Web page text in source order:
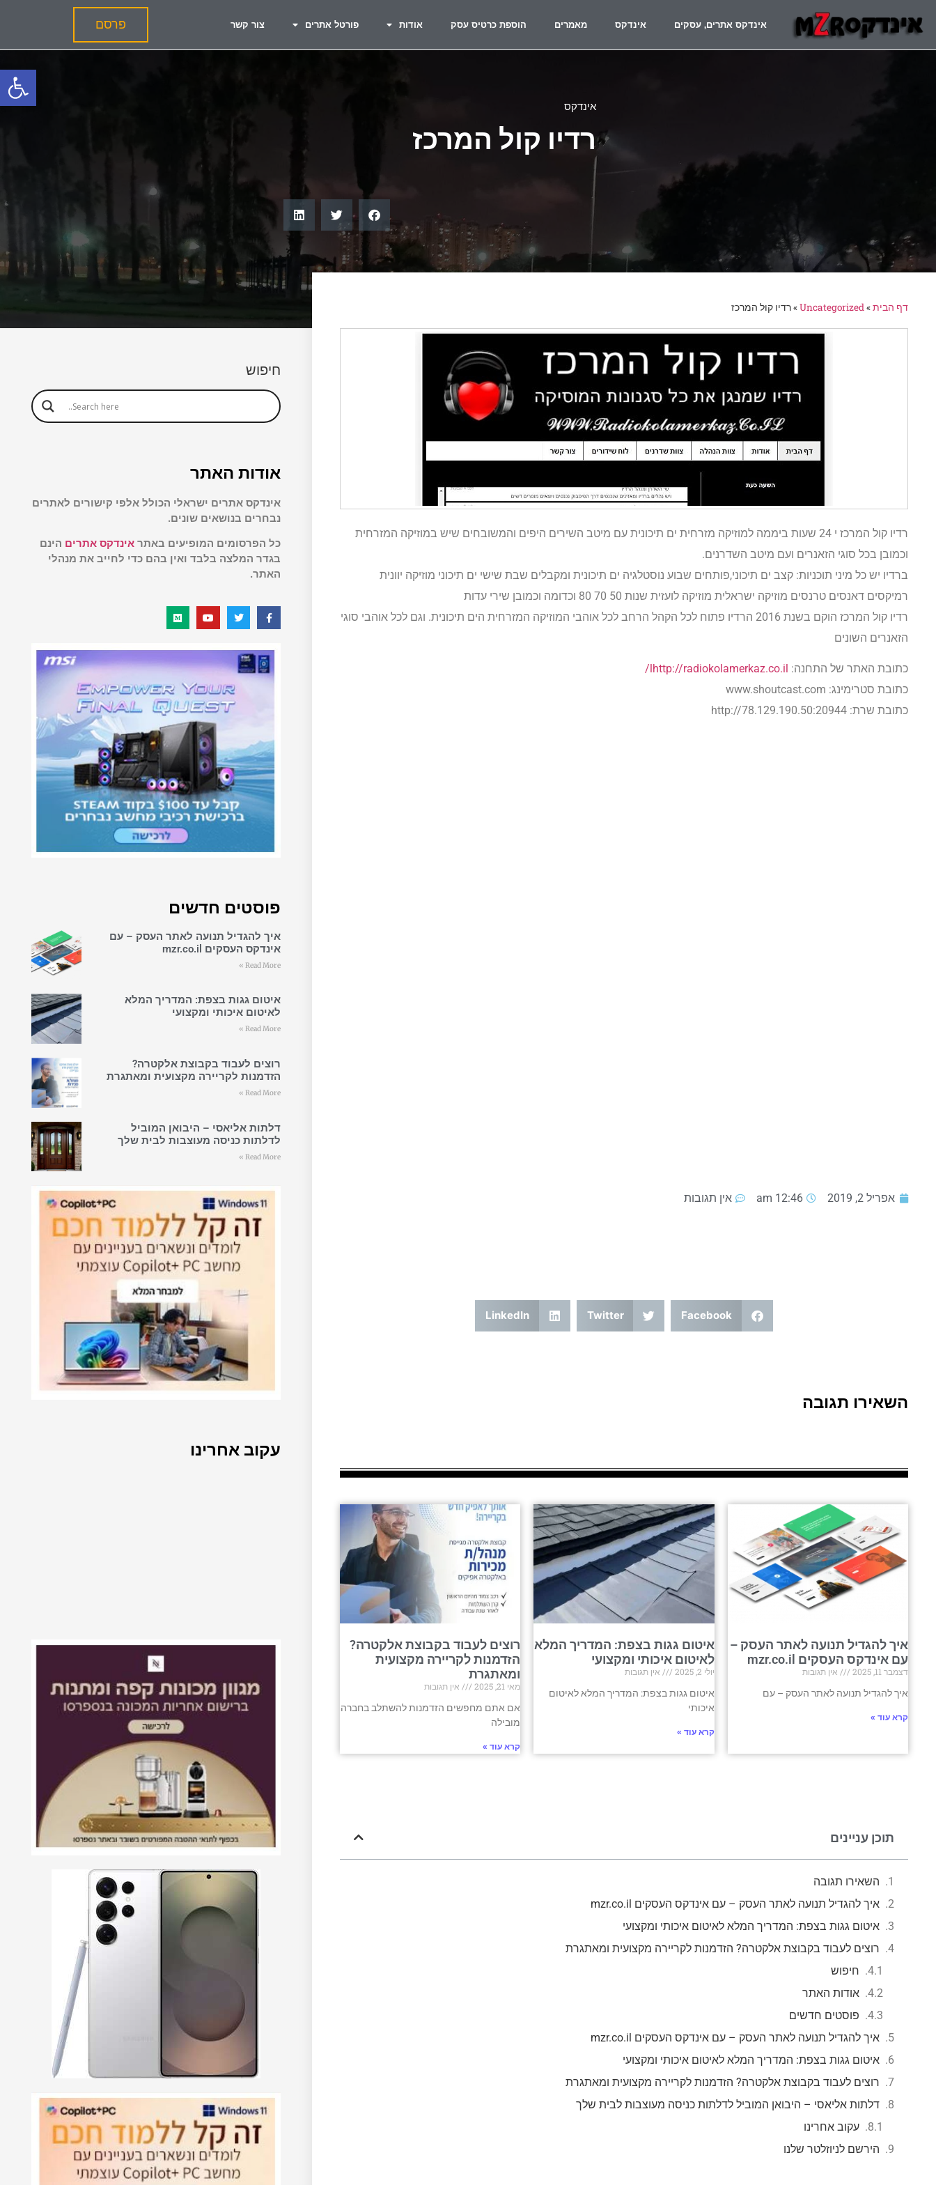
אינדקס אתרים, עסקים אינדקס מאמרים הוספת כרטיס עסק אודות פורטל אתרים צור קשר פרסם
אינדקס
רדיו קול המרכז
דף הבית»
Uncategorized
»רדיו קול המרכז
רדיו קול המרכז י 24 שעות ביממה למוזיקה מזרחית ים תיכונית עם מיטב השירים היפים והמשובחים שיש במוזיקה המזרחית
וכמובן בכל סוגי הזאנרים ועם מיטב השדרנים.
ברדיו יש כל מיני תוכניות: קצב ים תיכוני,פותחים שבוע נוסטלגיה ים תיכונית ומקבלים שבת שישי ים תיכוני מוזיקה יוונית
רמיקסים דאנסים טרנסים מוזיקה ישראלית מוזיקה לועזית שנות 50 70 80 וכדומה וכמובן שירי עדות
רדיו קול המרכז הוקם בשנת 2016 הרדיו פתוח לכל הקהל הרחב לכל אוהבי המוזיקה המזרחית הים תיכונית. וגם לכל אוהבי סוגי
הזאנרים השונים
כתובת האתר של התחנה: lhttp://radiokolamerkaz.co.il/
כתובת סטרימינג: www.shoutcast.com
כתובת שרת: http://78.129.190.50:20944
אפריל 2, 2019 12:46 am אין תגובות
Facebook
Twitter
LinkedIn
השאירו תגובה
איך להגדיל תנועה לאתר העסק –
עם אינדקס העסקים mzr.co.il
דצמבר 11, 2025
אין תגובות
איך להגדיל תנועה לאתר העסק – עם
קרא עוד »
איטום גגות בצפת: המדריך המלא
לאיטום איכותי ומקצועי
יולי 2, 2025
אין תגובות
איטום גגות בצפת: המדריך המלא לאיטום
איכותי
קרא עוד »
רוצים לעבוד בקבוצת אלקטרה?
הזדמנות לקריירה מקצועית
ומאתגרת
מאי 21, 2025
אין תגובות
אם אתם מחפשים הזדמנות להשתלב בחברה
מובילה
קרא עוד »
תוכן עניינים
השאירו תגובה
איך להגדיל תנועה לאתר העסק – עם אינדקס העסקים mzr.co.il
איטום גגות בצפת: המדריך המלא לאיטום איכותי ומקצועי
רוצים לעבוד בקבוצת אלקטרה? הזדמנות לקריירה מקצועית ומאתגרת
חיפוש
אודות האתר
פוסטים חדשים
איך להגדיל תנועה לאתר העסק – עם אינדקס העסקים mzr.co.il
איטום גגות בצפת: המדריך המלא לאיטום איכותי ומקצועי
רוצים לעבוד בקבוצת אלקטרה? הזדמנות לקריירה מקצועית ומאתגרת
דלתות אליאסי – היבואן המוביל לדלתות כניסה מעוצבות לבית שלך
עקוב אחרינו
הירשם לניוזלטר שלנו
חיפוש
אודות האתר
אינדקס אתרים ישראלי הכולל אלפי קישורים לאתרים
נבחרים בנושאים שונים.
כל הפרסומים המופיעים באתר אינדקס אתרים הינם
בגדר המלצה בלבד ואין בהם כדי לחייב את מנהלי
האתר.
פוסטים חדשים
איך להגדיל תנועה לאתר העסק – עם
אינדקס העסקים mzr.co.il
Read More »
איטום גגות בצפת: המדריך המלא
לאיטום איכותי ומקצועי
Read More »
רוצים לעבוד בקבוצת אלקטרה?
הזדמנות לקריירה מקצועית ומאתגרת
Read More »
דלתות אליאסי – היבואן המוביל
לדלתות כניסה מעוצבות לבית שלך
Read More »
עקוב אחרינו